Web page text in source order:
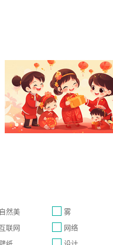
自然美
雾
互联网
网络